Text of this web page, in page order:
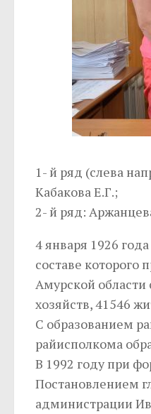
1- й ряд (слева
Кабакова Е.Г.;
2- й ряд:
4 января 1926
составе которого
Амурской области
хозяйств, 41546
С образованием
райисполкома
В 1992 году при
Постановлением
администрации